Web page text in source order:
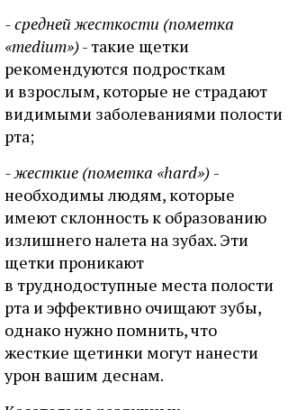
- средней жесткости (пометка
«medium»)- такие щетки
рекомендуются подросткам
и взрослым, которые не страдают
видимыми заболеваниями полости
рта;
- жесткие (пометка «hard») -
необходимы людям, которые
имеют склонность к образованию
излишнего налета на зубах. Эти
щетки проникают
в труднодоступные места полости
рта и эффективно очищают зубы,
однако нужно помнить, что
жесткие щетинки могут нанести
урон вашим деснам.